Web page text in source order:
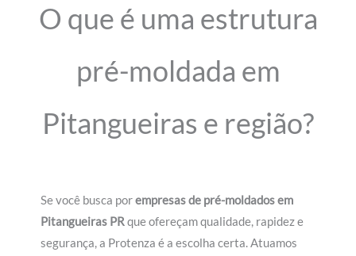
O que é uma estrutura
pré-moldada em
Pitangueiras e região?
Se você busca porempresas de pré-moldados em
Pitangueiras PRque ofereçam qualidade, rapidez e
segurança, a Protenza é a escolha certa. Atuamos